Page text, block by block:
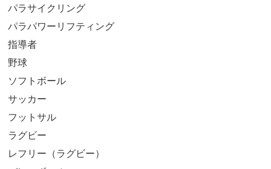
パラサイクリング
パラパワーリフティング
指導者
野球
ソフトボール
サッカー
フットサル
ラグビー
レフリー（ラグビー）